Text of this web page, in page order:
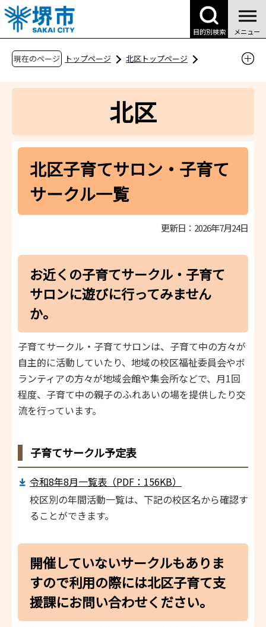
こ
の
ペ
目的別検索 メニュー
現在のページ トップページ
北区トップページ
ひろば・サークル
校区別子育てサークル
北区子育てサロン・子育てサークル一覧
北区
北区子育てサロン・子育て
サークル一覧
更新日：2026年7月24日
お近くの子育てサークル・子育て
サロンに遊びに行ってみません
か。
子育てサークル・子育てサロンは、子育て中の方々が
自主的に活動していたり、地域の校区福祉委員会やボ
ランティアの方々が地域会館や集会所などで、月1回
程度、子育て中の親子のふれあいの場を提供したり交
流を行っています。
子育てサークル予定表
令和8年8月一覧表（PDF：156KB）
校区別の年間活動一覧は、下記の校区名から確認す
ることができます。
開催していないサークルもありま
すので利用の際には北区子育て支
援課にお問い合わせください。